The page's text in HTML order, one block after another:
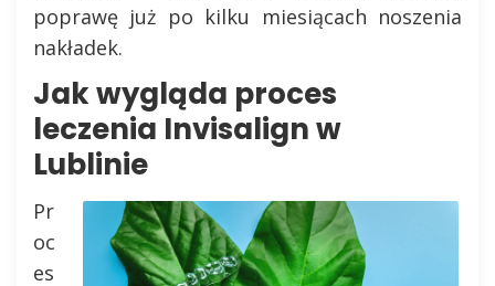
poprawę już po kilku miesiącach noszenia
nakładek.
Jak wygląda proces
leczenia Invisalign w
Lublinie
Pr
oc
es